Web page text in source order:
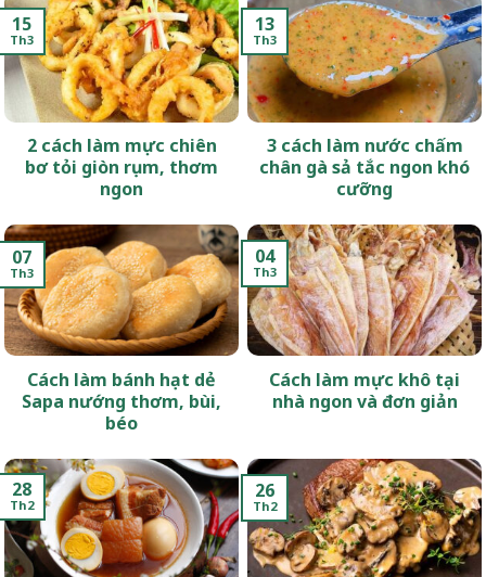
2 cách làm mực chiên
bơ tỏi giòn rụm, thơm
ngon
15
Th3
3 cách làm nước chấm
chân gà sả tắc ngon khó
cưỡng
13
Th3
Cách làm bánh hạt dẻ
Sapa nướng thơm, bùi,
béo
07
Th3
Cách làm mực khô tại
nhà ngon và đơn giản
04
Th3
28
Th2
26
Th2